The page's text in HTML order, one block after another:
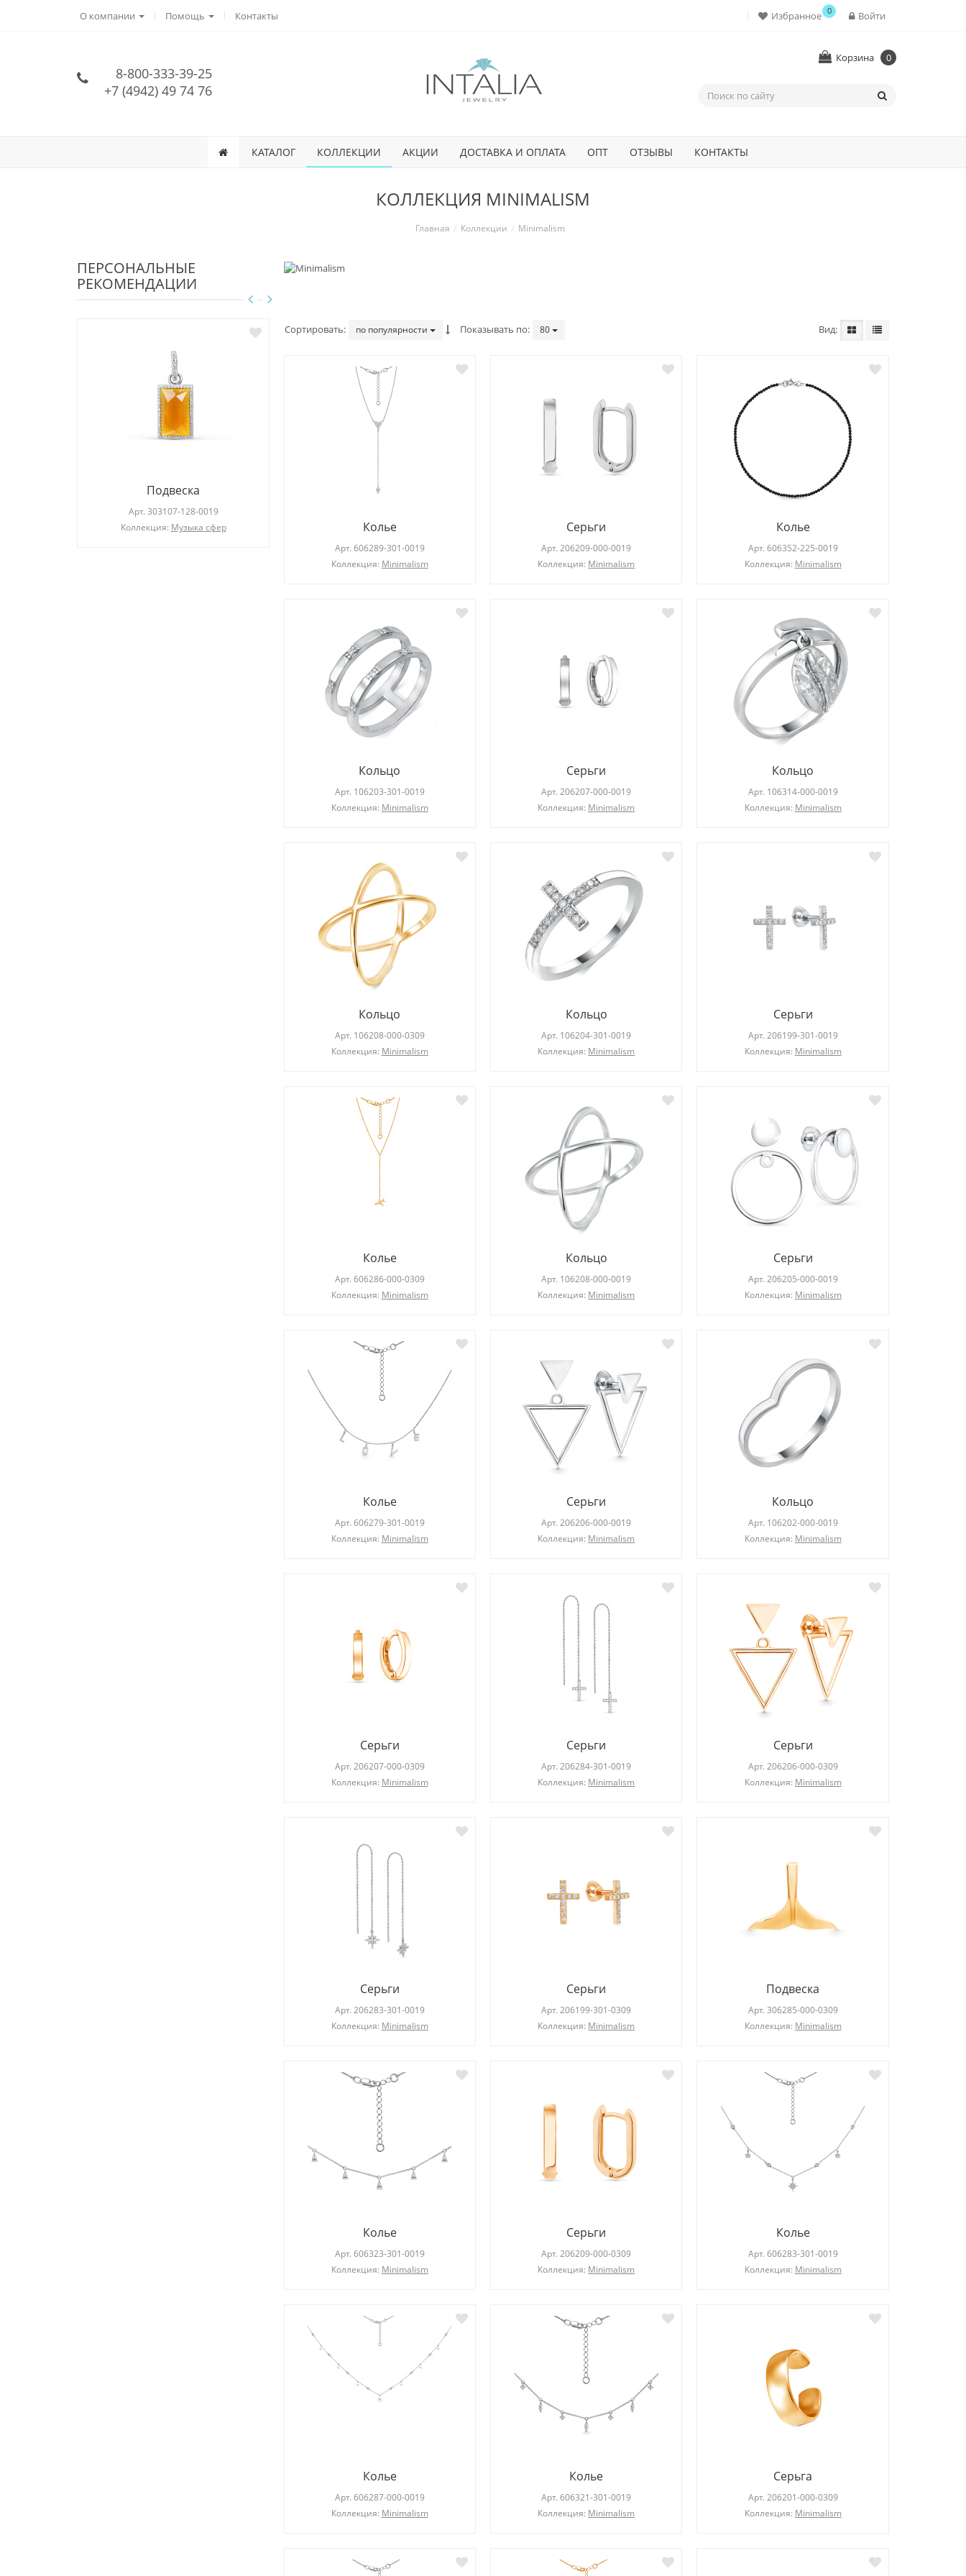
О компании Помощь Контакты Войти
Избранное 0
8-800-333-39-25
+7 (4942) 49 74 76
Корзина 0
КАТАЛОГ КОЛЛЕКЦИИ АКЦИИ ДОСТАВКА И ОПЛАТА ОПТ ОТЗЫВЫ КОНТАКТЫ
КОЛЛЕКЦИЯ MINIMALISM
Главная Коллекции Minimalism
ПЕРСОНАЛЬНЫЕ
РЕКОМЕНДАЦИИ
Подвеска
Арт. 303107-128-0019
Коллекция: Музыка сфер
Кольцо
Коллекция:Геометрия стиля
Коллекция:Elegance
Серьги
Коллекция:Diana
Сортировать по популярности Показывать по 80 Вид
Колье
Арт. 606289-301-0019
Коллекция: Minimalism
Серьги
Арт.206209-000-0019
Коллекция: Minimalism
Колье
Арт. 606352-225-0019
Коллекция: Minimalism
Кольцо
Арт. 106203-301-0019
Коллекция: Minimalism
Серьги
Арт.206207-000-0019
Коллекция: Minimalism
Кольцо
Арт. 106314-000-0019
Коллекция: Minimalism
Кольцо
Арт. 106208-000-0309
Коллекция: Minimalism
Кольцо
Арт. 106204-301-0019
Коллекция: Minimalism
Серьги
Арт. 206199-301-0019
Коллекция: Minimalism
Колье
Арт. 606286-000-0309
Коллекция: Minimalism
Кольцо
Арт. 106208-000-0019
Коллекция: Minimalism
Серьги
Арт. 206205-000-0019
Коллекция: Minimalism
Колье
Арт. 606279-301-0019
Коллекция: Minimalism
Серьги
Арт.206206-000-0019
Коллекция: Minimalism
Кольцо
Арт. 106202-000-0019
Коллекция: Minimalism
Серьги
Арт. 206207-000-0309
Коллекция: Minimalism
Серьги
Арт.206284-301-0019
Коллекция: Minimalism
Серьги
Арт. 206206-000-0309
Коллекция: Minimalism
Серьги
Арт. 206283-301-0019
Коллекция: Minimalism
Серьги
Арт.206199-301-0309
Коллекция: Minimalism
Подвеска
Арт. 306285-000-0309
Коллекция: Minimalism
Колье
Арт. 606323-301-0019
Коллекция: Minimalism
Серьги
Арт.206209-000-0309
Коллекция: Minimalism
Колье
Арт. 606283-301-0019
Коллекция: Minimalism
Колье
Арт. 606287-000-0019
Коллекция: Minimalism
Колье
Арт.606321-301-0019
Коллекция: Minimalism
Серьга
Арт. 206201-000-0309
Коллекция: Minimalism